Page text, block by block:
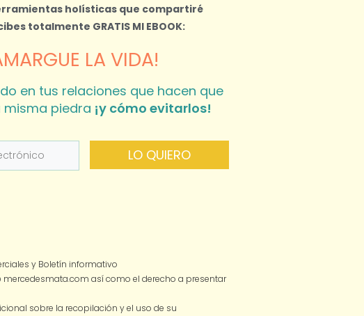
holísticas que compartiré
totalmente GRATIS MI EBOOK:
LA VIDA!
en tus relaciones que hacen que
misma piedra ¡y cómo evitarlos!
LO QUIERO
y Boletín informativo
así como el derecho a presentar
sobre la recopilación y el uso de su